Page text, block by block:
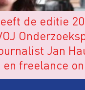
de editie
Jan
en freelance